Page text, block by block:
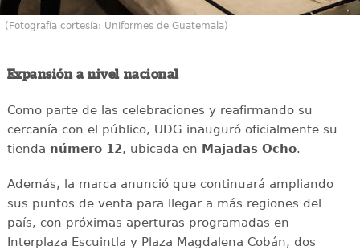
(Fotografía cortesía: Uniformes de Guatemala)
Expansión a nivel nacional
Como parte de las celebraciones y reafirmando su
cercanía con el público, UDG inauguró oficialmente su
tienda número 12, ubicada en Majadas Ocho.
Además, la marca anunció que continuará ampliando
sus puntos de venta para llegar a más regiones del
país, con próximas aperturas programadas en
Interplaza Escuintla y Plaza Magdalena Cobán, dos